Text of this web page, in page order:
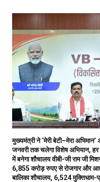
मुख्यमंत्री ने ‘मेरी बेटी–मेरा
जनवरी तक चलेगा विशेष अभियान, हर
में बनेगा शौचालय वीबी-जी राम जी
6,855 करोड़ रुपए से रोजगार और
बालिका शौचालय, 6,524